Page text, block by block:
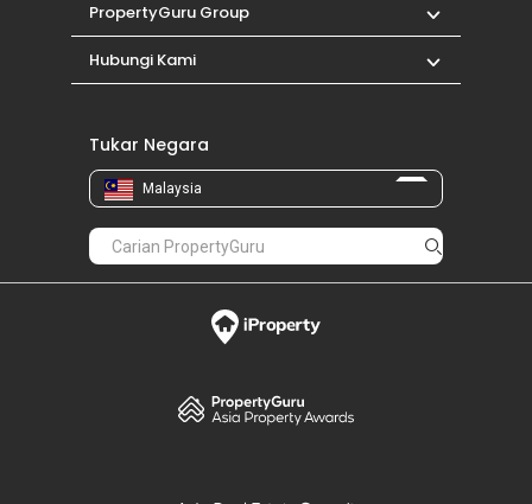
PropertyGuru Group
Hubungi Kami
Tukar Negara
Malaysia